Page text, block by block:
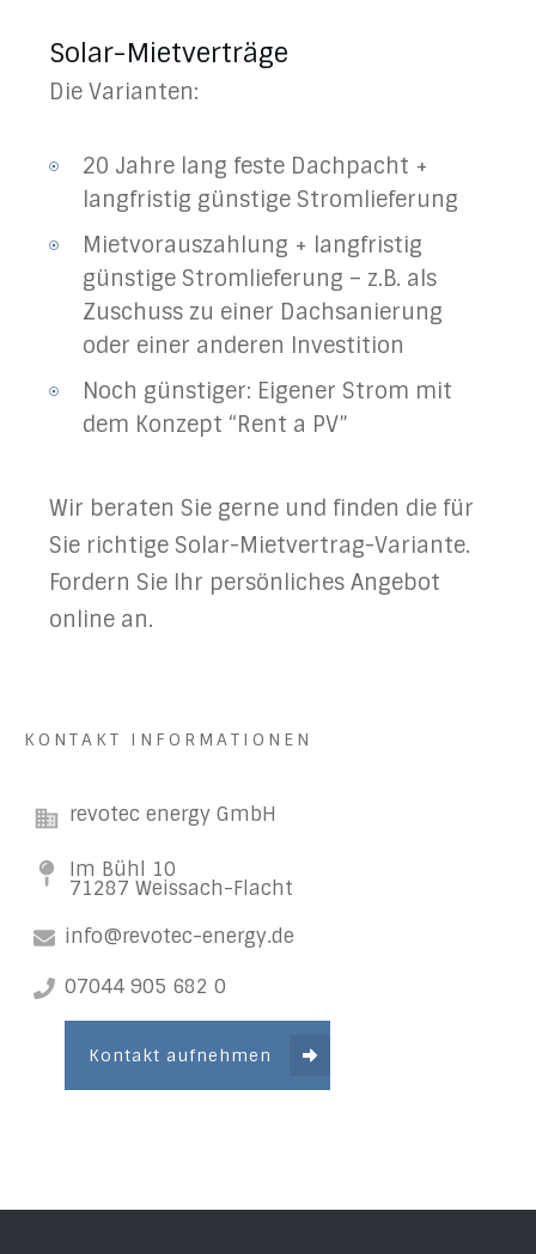
Solar-Mietverträge
Die Varianten:
20 Jahre lang feste Dachpacht +
langfristig günstige Stromlieferung
Mietvorauszahlung + langfristig
günstige Stromlieferung – z.B. als
Zuschuss zu einer Dachsanierung
oder einer anderen Investition
Noch günstiger: Eigener Strom mit
dem Konzept “Rent a PV”
Wir beraten Sie gerne und finden die für
Sie richtige Solar-Mietvertrag-Variante.
Fordern Sie Ihr persönliches Angebot
online an.
KONTAKT INFORMATIONEN
revotec energy GmbH
Im Bühl 10
71287 Weissach-Flacht
info@revotec-energy.de
07044 905 682 0
Kontakt aufnehmen